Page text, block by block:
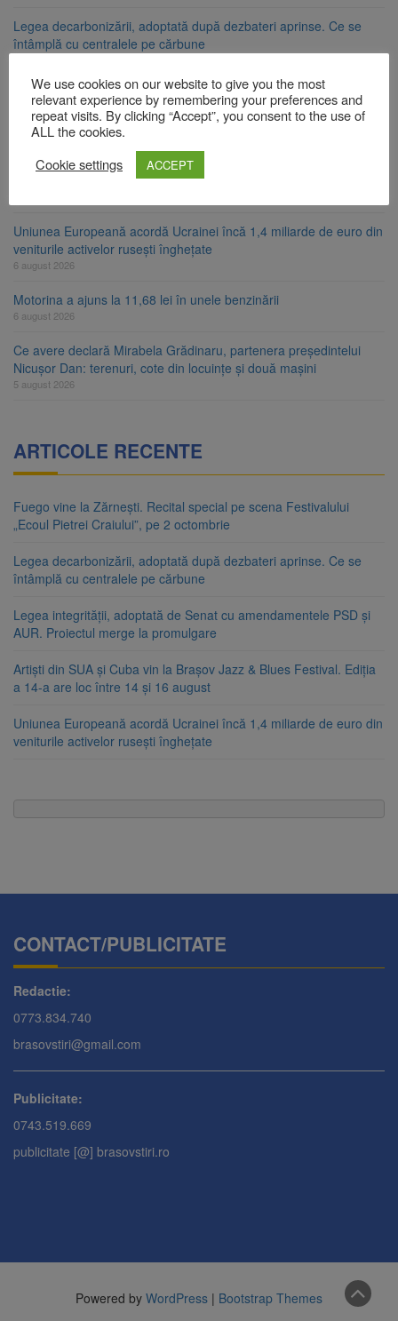
Legea decarbonizării, adoptată după dezbateri aprinse. Ce se
întâmplă cu centralele pe cărbune
Legea integrității, adoptată de Senat cu amendamentele PSD și
AUR. Proiectul merge la promulgare
6 august 2026
Artiști din SUA și Cuba vin la Brașov Jazz & Blues Festival. Ediția
a 14-a are loc între 14 și 16 august
Uniunea Europeană acordă Ucrainei încă 1,4 miliarde de euro din
veniturile activelor rusești înghețate
6 august 2026
Motorina a ajuns la 11,68 lei în unele benzinării
6 august 2026
Ce avere declară Mirabela Grădinaru, partenera președintelui
Nicușor Dan: terenuri, cote din locuințe și două mașini
5 august 2026
ARTICOLE RECENTE
Fuego vine la Zărnești. Recital special pe scena Festivalului
„Ecoul Pietrei Craiului”, pe 2 octombrie
Legea decarbonizării, adoptată după dezbateri aprinse. Ce se
întâmplă cu centralele pe cărbune
Legea integrității, adoptată de Senat cu amendamentele PSD și
AUR. Proiectul merge la promulgare
Artiști din SUA și Cuba vin la Brașov Jazz & Blues Festival. Ediția
a 14-a are loc între 14 și 16 august
Uniunea Europeană acordă Ucrainei încă 1,4 miliarde de euro din
veniturile activelor rusești înghețate
CONTACT/PUBLICITATE
Redactie:
0773.834.740
brasovstiri@gmail.com
Publicitate:
0743.519.669
publicitate [@] brasovstiri.ro
Powered by WordPress | Bootstrap Themes
We use cookies on our website to give you the most
relevant experience by remembering your preferences and
repeat visits. By clicking “Accept”, you consent to the use of
ALL the cookies.
Cookie settings
ACCEPT